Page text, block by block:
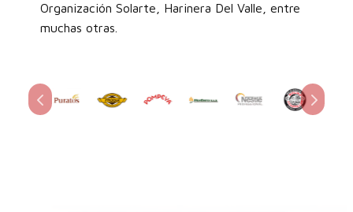
Organización Solarte, Harinera Del Valle, entre
muchas otras.